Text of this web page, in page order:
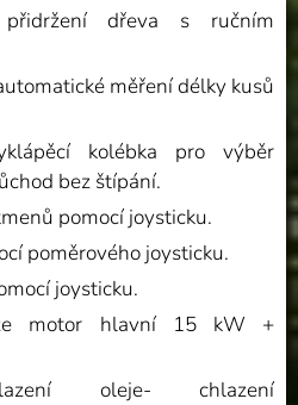
dřeva s ručním
měření délky kusů
kolébka pro výběr
bez štípání.
pomocí joysticku.
poměrového joysticku.
joysticku.
motor hlavní 15 kW +
oleje- chlazení